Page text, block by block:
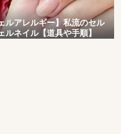
ルアレルギー】私流のセル
ルネイル【道具や手順】